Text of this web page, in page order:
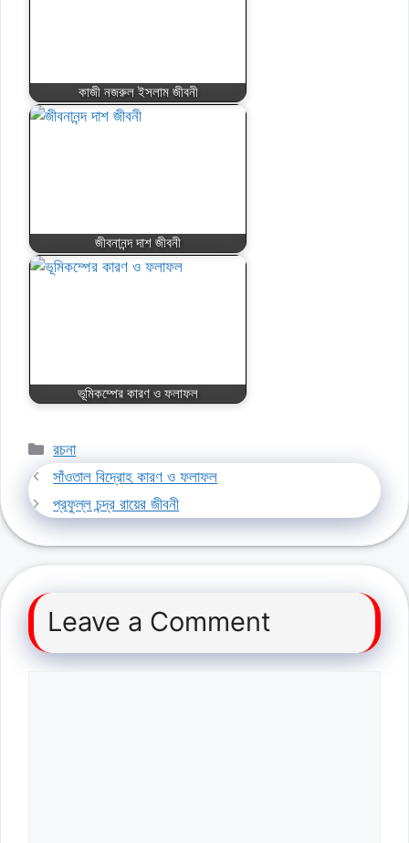
কাজী নজরুল ইসলাম জীবনী
জীবনানন্দ দাশ জীবনী
ভূমিকম্পের কারণ ও ফলাফল
Categories
রচনা
সাঁওতাল বিদ্রোহ কারণ ও ফলাফল
প্রফুল্ল চন্দ্র রায়ের জীবনী
Leave a Comment